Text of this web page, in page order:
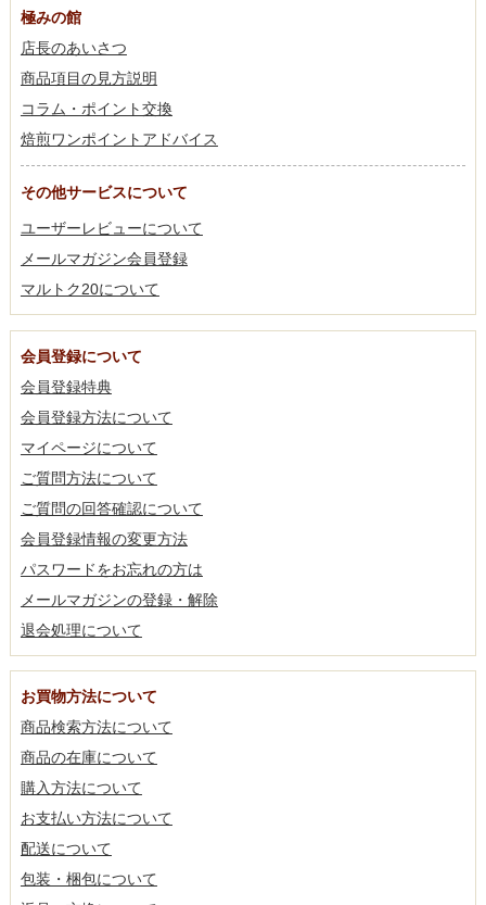
極みの館
店長のあいさつ
商品項目の見方説明
コラム・ポイント交換
焙煎ワンポイントアドバイス
その他サービスについて
ユーザーレビューについて
メールマガジン会員登録
マルトク20について
会員登録について
会員登録特典
会員登録方法について
マイページについて
ご質問方法について
ご質問の回答確認について
会員登録情報の変更方法
パスワードをお忘れの方は
メールマガジンの登録・解除
退会処理について
お買物方法について
商品検索方法について
商品の在庫について
購入方法について
お支払い方法について
配送について
包装・梱包について